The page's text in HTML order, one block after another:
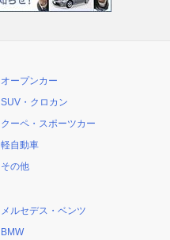
オープンカー
SUV・クロカン
クーペ・スポーツカー
軽自動車
その他
メルセデス・ベンツ
BMW